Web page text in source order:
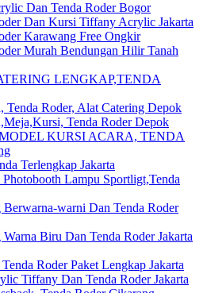
Dan Tenda Roder Bogor
Dan Kursi Tiffany Acrylic Jakarta
Karawang Free Ongkir
Murah Bendungan Hilir Tanah
LENGKAP,TENDA
Tenda Roder, Alat Catering Depok
Tenda Roder Depok
KURSI ACARA, TENDA
Terlengkap Jakarta
Lampu Sportligt,Tenda
Berwarna-warni Dan Tenda Roder
Biru Dan Tenda Roder Jakarta
Roder Paket Lengkap Jakarta
Tiffany Dan Tenda Roder Jakarta